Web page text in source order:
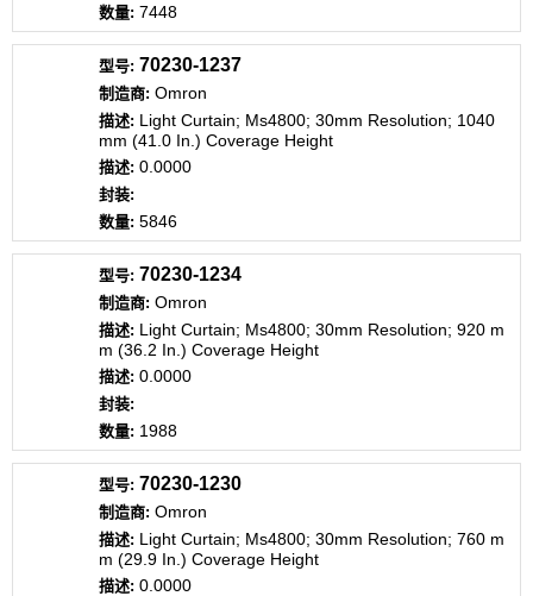
7448
70230-1237
Omron
Light Curtain; Ms4800; 30mm Resolution; 1040
mm (41.0 In.) Coverage Height
0.0000
5846
70230-1234
Omron
Light Curtain; Ms4800; 30mm Resolution; 920 m
m (36.2 In.) Coverage Height
0.0000
1988
70230-1230
Omron
Light Curtain; Ms4800; 30mm Resolution; 760 m
m (29.9 In.) Coverage Height
0.0000